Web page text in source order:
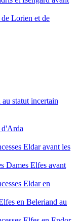
Lorien et de
statut incertain
d'Arda
Eldar avant les
Dames Elfes avant
Eldar en
en Beleriand au